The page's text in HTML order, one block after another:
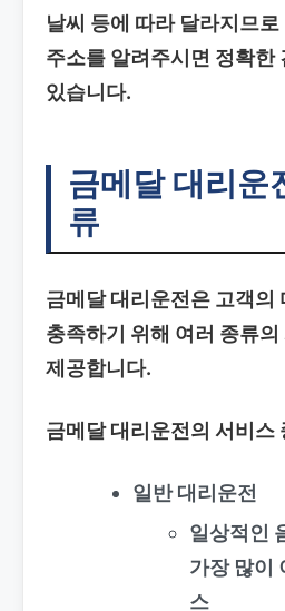
날씨 등에 따라 달라지므
주소를 알려주시면 정확한
있습니다.
금메달 대리운
류
금메달 대리운전은 고객의
충족하기 위해 여러 종류
제공합니다.
금메달 대리운전의 서비스
일반 대리운전
일상적인
가장 많이
스